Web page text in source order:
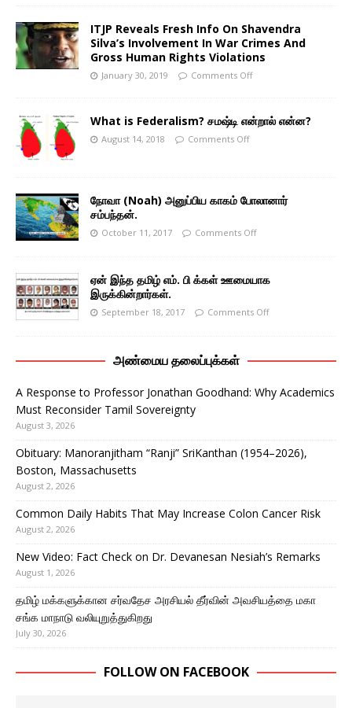
ITJP Reveals Fresh Info On Shavendra
Silva’s Involvement In War Crimes And
Gross Human Rights Violations
January 30, 2019 Comments Off
What is Federalism? சமஷ்டி என்றால் என்ன?
August 14, 2018 Comments Off
நோவா (Noah) அனுப்பிய காகம் போலானார்
சம்பந்தன்.
October 11, 2017 Comments Off
ஏன் இந்த தமிழ் எம். பி க்கள் ஊமையாக
இருக்கின்றார்கள்.
September 18, 2017 Comments Off
அண்மைய தலைப்புக்கள்
A Response to Professor Jonathan Goodhand: Why Academics
Must Reconsider Tamil Sovereignty
August 3, 2026
Obituary: Manoranjitham “Ranji” SriKanthan (1954–2026),
Boston, Massachusetts
August 2, 2026
Common Daily Habits That May Increase Colon Cancer Risk
August 2, 2026
New Video: Fact Check on Dr. Devanesan Nesiah’s Remarks
August 1, 2026
தமிழ் மக்களுக்கான சர்வதேச அரசியல் தீர்வின் அவசியத்தை மகா
சங்க மாநாடு வலியுறுத்துகிறது
July 30, 2026
FOLLOW ON FACEBOOK